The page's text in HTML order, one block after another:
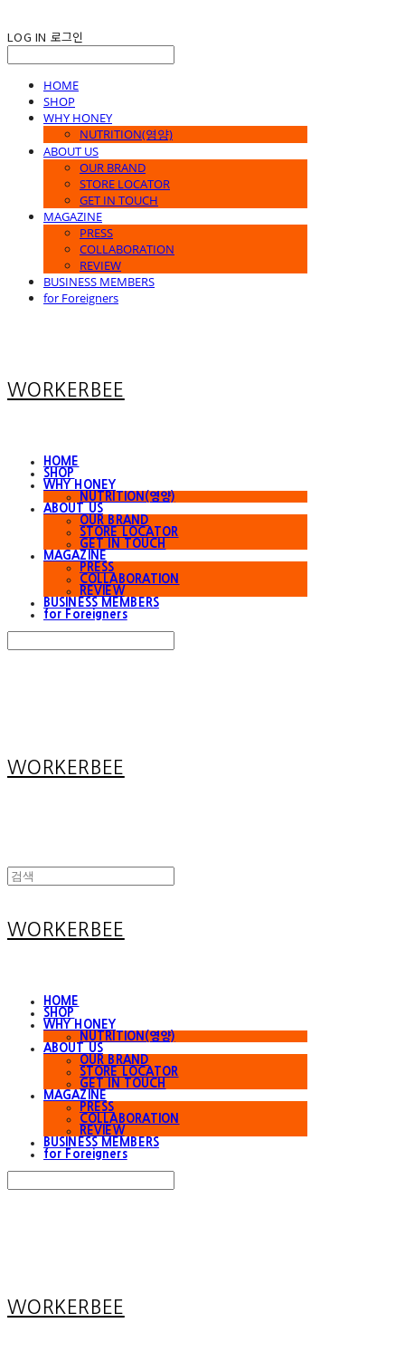
LOG IN 로그인
HOME
SHOP
WHY HONEY
NUTRITION(영양)
ABOUT US
OUR BRAND
STORE LOCATOR
GET IN TOUCH
MAGAZINE
PRESS
COLLABORATION
REVIEW
BUSINESS MEMBERS
for Foreigners
WORKERBEE
HOME
SHOP
WHY HONEY
NUTRITION(영양)
ABOUT US
OUR BRAND
STORE LOCATOR
GET IN TOUCH
MAGAZINE
PRESS
COLLABORATION
REVIEW
BUSINESS MEMBERS
for Foreigners
WORKERBEE
WORKERBEE
HOME
SHOP
WHY HONEY
NUTRITION(영양)
ABOUT US
OUR BRAND
STORE LOCATOR
GET IN TOUCH
MAGAZINE
PRESS
COLLABORATION
REVIEW
BUSINESS MEMBERS
for Foreigners
WORKERBEE